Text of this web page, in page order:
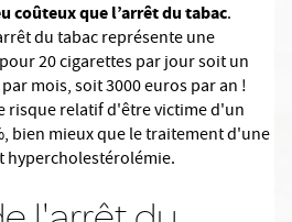
coûteuxque l’arrêt du tabac.
du tabac représente une
20 cigarettes par jour soit un
mois, soit 3000 euros par an !
risque relatif d'être victime d'un
bien mieux que le traitement d'une
hypercholestérolémie.